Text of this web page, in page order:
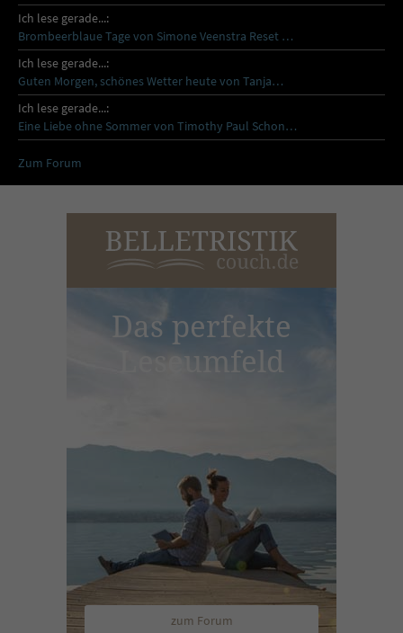
Ich lese gerade...:
Brombeerblaue Tage von Simone Veenstra Reset …
Ich lese gerade...:
Guten Morgen, schönes Wetter heute von Tanja…
Ich lese gerade...:
Eine Liebe ohne Sommer von Timothy Paul Schon…
Zum Forum
Das perfekte
Leseumfeld
zum Forum